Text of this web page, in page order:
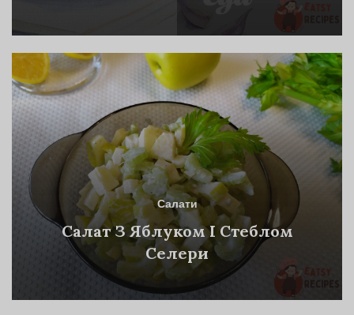
Томатним Соусом
Салати
Салат З Яблуком І Стеблом
Селери